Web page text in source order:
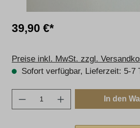
39,90 €*
Preise inkl. MwSt. zzgl.
Sofort verfügbar, Lieferzeit: 5-7
Produkt Anzahl: Gib den
In den